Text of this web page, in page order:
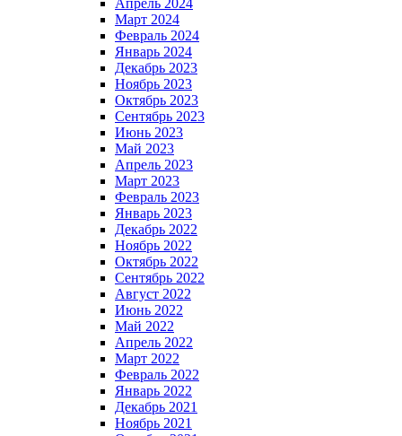
Апрель 2024
Март 2024
Февраль 2024
Январь 2024
Декабрь 2023
Ноябрь 2023
Октябрь 2023
Сентябрь 2023
Июнь 2023
Май 2023
Апрель 2023
Март 2023
Февраль 2023
Январь 2023
Декабрь 2022
Ноябрь 2022
Октябрь 2022
Сентябрь 2022
Август 2022
Июнь 2022
Май 2022
Апрель 2022
Март 2022
Февраль 2022
Январь 2022
Декабрь 2021
Ноябрь 2021